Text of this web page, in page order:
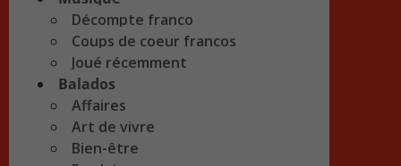
Décompte franco
Coups de coeur francos
Joué récemment
Balados
Affaires
Art de vivre
Bien-être